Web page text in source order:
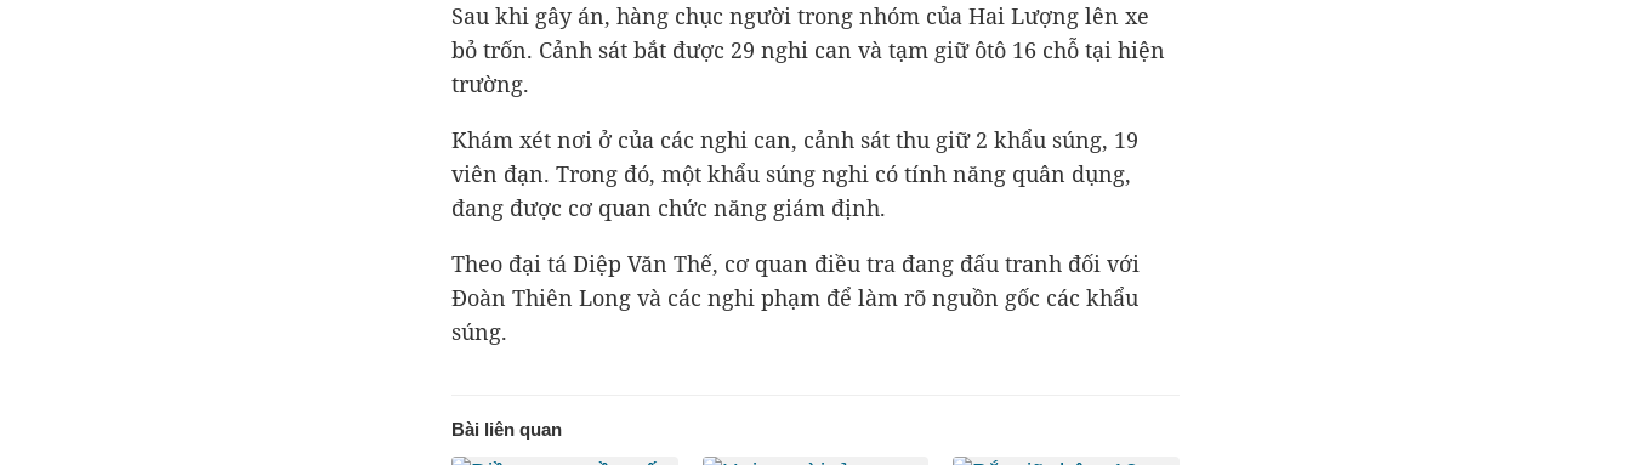
Sau khi gây án, hàng chục người trong nhóm của Hai Lượng lên xe
bỏ trốn. Cảnh sát bắt được 29 nghi can và tạm giữ ôtô 16 chỗ tại hiện
trường.
Khám xét nơi ở của các nghi can, cảnh sát thu giữ 2 khẩu súng, 19
viên đạn. Trong đó, một khẩu súng nghi có tính năng quân dụng,
đang được cơ quan chức năng giám định.
Theo đại tá Diệp Văn Thế, cơ quan điều tra đang đấu tranh đối với
Đoàn Thiên Long và các nghi phạm để làm rõ nguồn gốc các khẩu
súng.
Bài liên quan